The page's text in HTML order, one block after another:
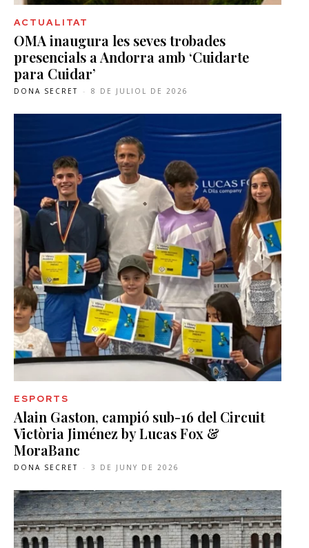
ACTUALITAT
OMA inaugura les seves trobades
presencials a Andorra amb ‘Cuidarte
para Cuidar’
DONA SECRET - 8 DE JULIOL DE 2026
ESPORTS
Alain Gaston, campió sub-16 del Circuit
Victòria Jiménez by Lucas Fox &
MoraBanc
DONA SECRET - 3 DE JUNY DE 2026